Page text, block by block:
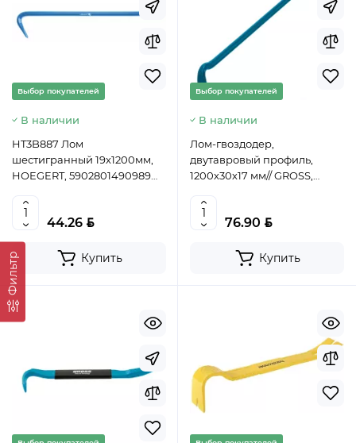
Фильтр
Выбор покупателей
В наличии
HT3B887 Лом
шестигранный 19х1200мм,
HOEGERT, 5902801490989
44.26 BYN
Купить
Выбор покупателей
В наличии
Лом-гвоздодер,
двутавровый профиль,
1200х30х17 мм// GROSS,
76.90 BYN
Купить